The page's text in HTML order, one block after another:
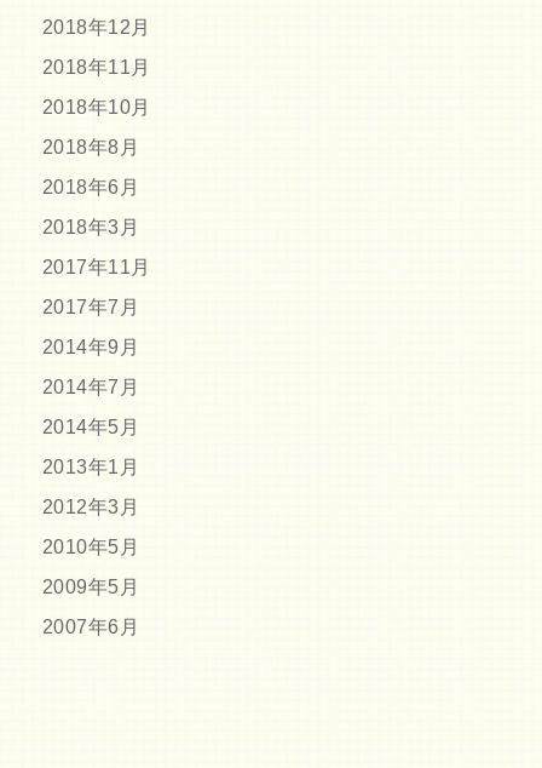
2018年12月
2018年11月
2018年10月
2018年8月
2018年6月
2018年3月
2017年11月
2017年7月
2014年9月
2014年7月
2014年5月
2013年1月
2012年3月
2010年5月
2009年5月
2007年6月